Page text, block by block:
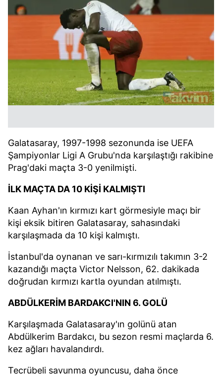
Galatasaray, 1997-1998 sezonunda ise UEFA
Şampiyonlar Ligi A Grubu'nda karşılaştığı rakibine
Prag'daki maçta 3-0 yenilmişti.
İLK MAÇTA DA 10 KİŞİ KALMIŞTI
Kaan Ayhan'ın kırmızı kart görmesiyle maçı bir
kişi eksik bitiren Galatasaray, sahasındaki
karşılaşmada da 10 kişi kalmıştı.
İstanbul'da oynanan ve sarı-kırmızılı takımın 3-2
kazandığı maçta Victor Nelsson, 62. dakikada
doğrudan kırmızı kartla oyundan atılmıştı.
ABDÜLKERİM BARDAKCI'NIN 6. GOLÜ
Karşılaşmada Galatasaray'ın golünü atan
Abdülkerim Bardakcı, bu sezon resmi maçlarda 6.
kez ağları havalandırdı.
Tecrübeli savunma oyuncusu, daha önce